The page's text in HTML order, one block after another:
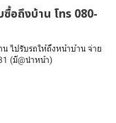
อถึงบ้าน โทร 080-
น ไปรับรถให้ถึงหน้าบ้าน จ่าย
(มี@นำหน้า)